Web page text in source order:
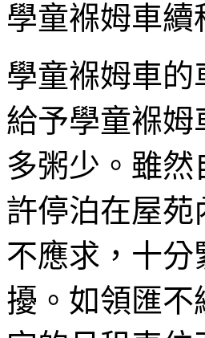
學童褓姆車
學童褓姆車
給予學童褓
多粥少。雖
許停泊在屋
不應求，十
擾。如領匯